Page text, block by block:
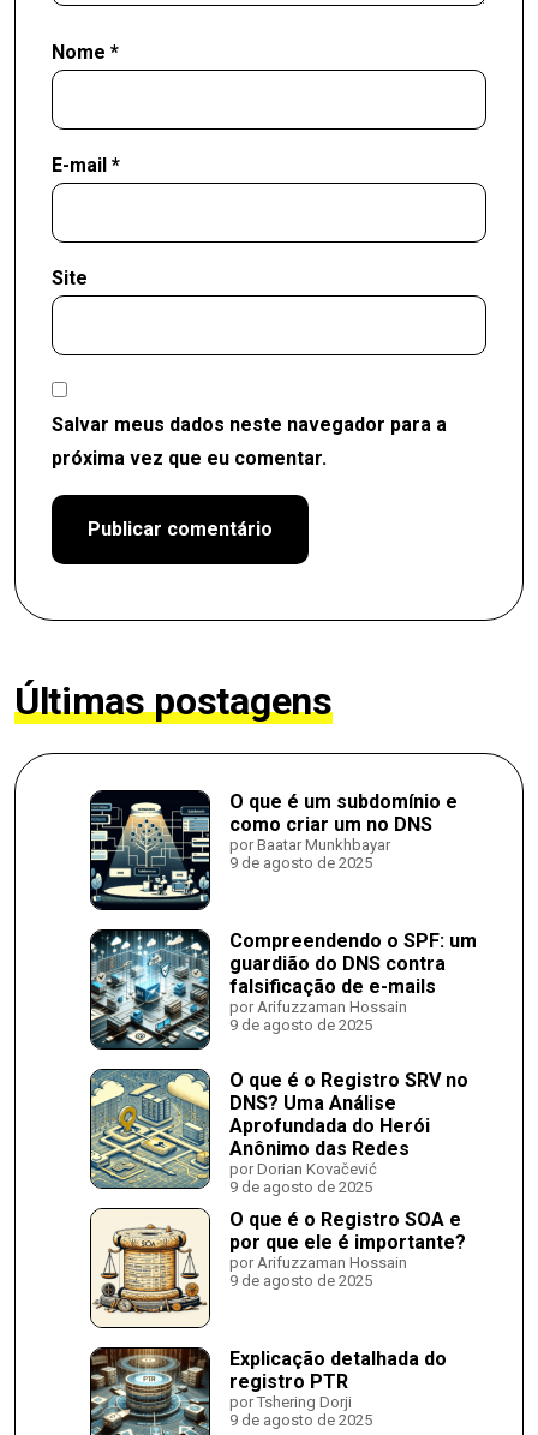
Nome *
E-mail *
Site
Salvar meus dados neste navegador para a
próxima vez que eu comentar.
Últimas postagens
O que é um subdomínio e
como criar um no DNS
por Baatar Munkhbayar
9 de agosto de 2025
Compreendendo o SPF: um
guardião do DNS contra
falsificação de e-mails
por Arifuzzaman Hossain
9 de agosto de 2025
O que é o Registro SRV no
DNS? Uma Análise
Aprofundada do Herói
Anônimo das Redes
por Dorian Kovačević
9 de agosto de 2025
O que é o Registro SOA e
por que ele é importante?
por Arifuzzaman Hossain
9 de agosto de 2025
Explicação detalhada do
registro PTR
por Tshering Dorji
9 de agosto de 2025